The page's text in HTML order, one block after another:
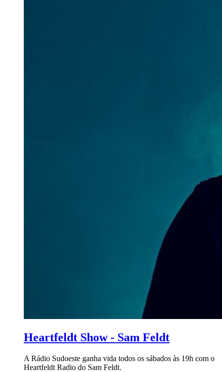
Heartfeldt Show - Sam Feldt
A Rádio Sudoeste ganha vida todos os sábados às 19h com o
Heartfeldt Radio do Sam Feldt.